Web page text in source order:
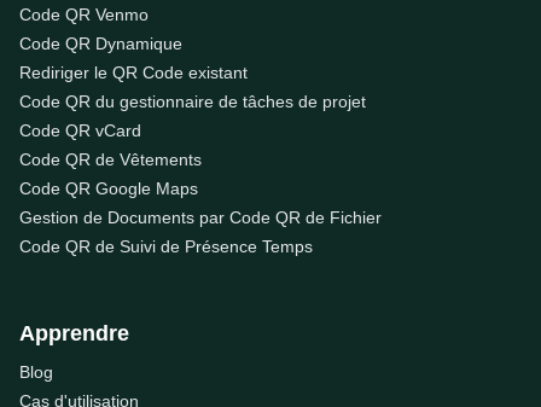
Code QR Venmo
Code QR Dynamique
Rediriger le QR Code existant
Code QR du gestionnaire de tâches de projet
Code QR vCard
Code QR de Vêtements
Code QR Google Maps
Gestion de Documents par Code QR de Fichier
Code QR de Suivi de Présence Temps
Apprendre
Blog
Cas d'utilisation